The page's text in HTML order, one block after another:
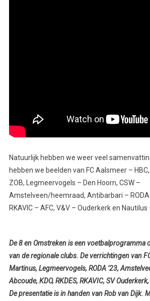
Natuurlijk hebben we weer veel
hebben we beelden van FC Aalsmeer –
ZOB, Legmeervogels – Den Hoorn, CSW –
Amstelveen/heemraad, Antibarbari – RODA
RKAVIC – AFC, V&V – Ouderkerk en Nautilus
De 8 en Omstreken is een voetbalprogramma
van de regionale clubs. De verrichtingen van
Martinus, Legmeervogels, RODA ’23,
Abcoude, KDO, RKDES, RKAVIC, SV
De presentatie is in handen van Rob van Dijk.